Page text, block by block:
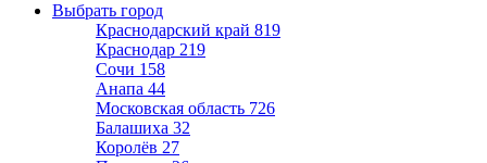
Выбрать город
Краснодарский край 819
Краснодар 219
Сочи 158
Анапа 44
Московская область 726
Балашиха 32
Королёв 27